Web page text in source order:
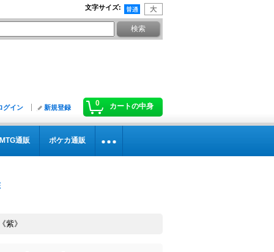
文字サイズ:
0 カートの中身
グイン 新規登録
MTG通販 ポケカ通販
紫》